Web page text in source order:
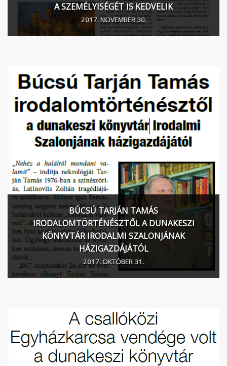
A SZEMÉLYISÉGÉT IS KEDVELIK
2017. NOVEMBER 30.
BÚCSÚ TARJÁN TAMÁS
IRODALOMTÖRTÉNÉSZTŐL A DUNAKESZI
KÖNYVTÁR IRODALMI SZALONJÁNAK
HÁZIGAZDÁJÁTÓL
2017. OKTÓBER 31.